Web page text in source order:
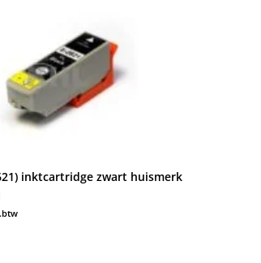
inktcartridge zwart huismerk
inktcartridge zwart huismerk aantal